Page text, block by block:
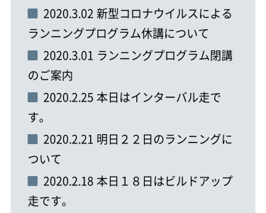
2020.3.02 新型コロナウイルスによる
ランニングプログラム休講について
2020.3.01 ランニングプログラム閉講
のご案内
2020.2.25 本日はインターバル走で
す。
2020.2.21 明日２２日のランニングに
ついて
2020.2.18 本日１８日はビルドアップ
走です。